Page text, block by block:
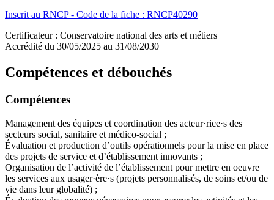
Inscrit au RNCP - Code de la fiche : RNCP40290
Certificateur : Conservatoire national des arts et métiers
Accrédité du 30/05/2025 au 31/08/2030
Compétences et débouchés
Compétences
Management des équipes et coordination des acteur·rice·s des
secteurs social, sanitaire et médico-social ;
Évaluation et production d’outils opérationnels pour la mise en place
des projets de service et d’établissement innovants ;
Organisation de l’activité de l’établissement pour mettre en oeuvre
les services aux usager·ère·s (projets personnalisés, de soins et/ou de
vie dans leur globalité) ;